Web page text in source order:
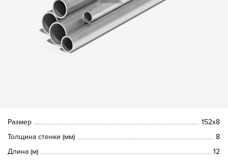
Размер
152х8
Толщина стенки (мм)
8
Длина (м)
12